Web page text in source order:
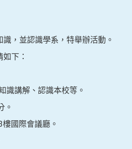
，並認識學系，特舉辦活動。
下：
講解、認識本校等。
。
國際會議廳。